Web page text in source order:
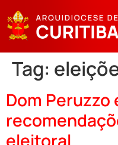
Tag:
Dom